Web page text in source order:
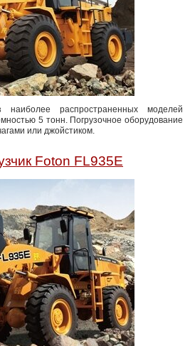
распространенных моделей
5 тонн. Погрузочное оборудование
или джойстиком.
Foton FL935E